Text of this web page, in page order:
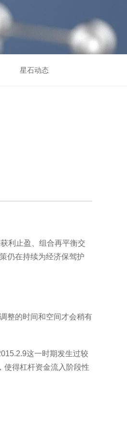
星石动态
利止盈、组合再平衡交
仍在持续为经济保驾护
整的时间和空间才会稍有
这一时期发生过较
使得杠杆资金流入阶段性